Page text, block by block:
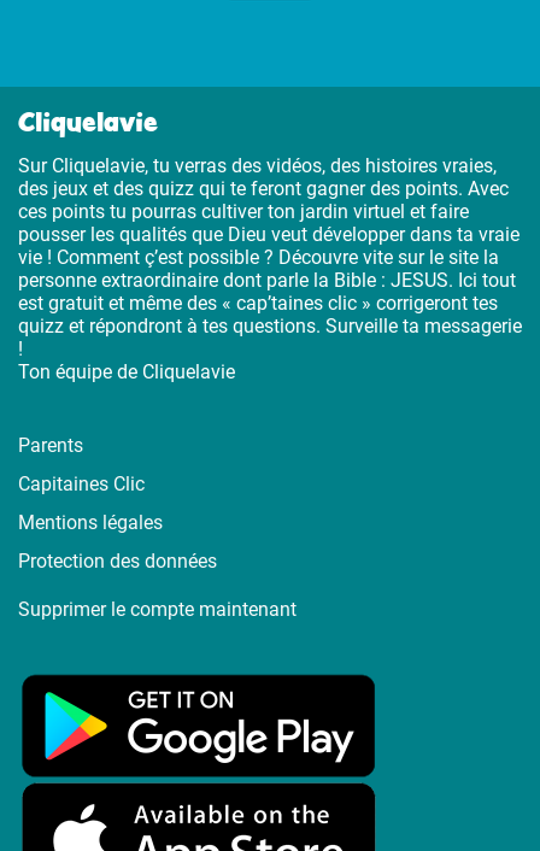
Cliquelavie
Sur Cliquelavie, tu verras des vidéos, des histoires vraies,
des jeux et des quizz qui te feront gagner des points. Avec
ces points tu pourras cultiver ton jardin virtuel et faire
pousser les qualités que Dieu veut développer dans ta vraie
vie ! Comment ç’est possible ? Découvre vite sur le site la
personne extraordinaire dont parle la Bible : JESUS. Ici tout
est gratuit et même des « cap’taines clic » corrigeront tes
quizz et répondront à tes questions. Surveille ta messagerie
!
Ton équipe de Cliquelavie
Parents
Capitaines Clic
Mentions légales
Protection des données
Supprimer le compte maintenant